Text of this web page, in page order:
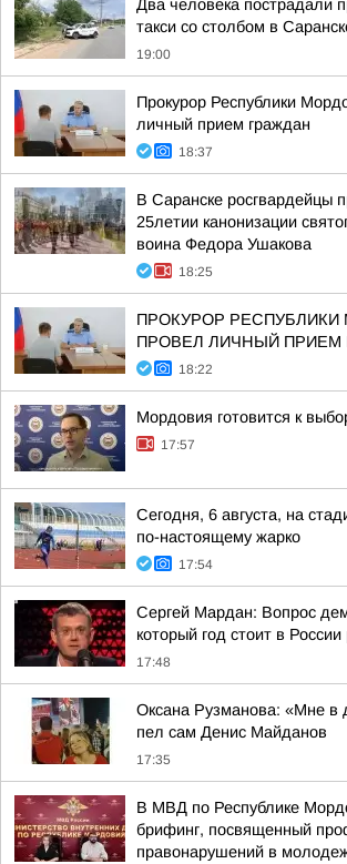
Два человека пострадали
такси со столбом в
19:00
Прокурор Республики
личный прием граждан
18:37
В Саранске росгвардейцы
25летии канонизации
воина Федора Ушакова
18:25
ПРОКУРОР РЕСПУБЛИКИ
ПРОВЕЛ ЛИЧНЫЙ ПРИЕМ
18:22
Мордовия готовится к
17:57
Сегодня, 6 августа, на
по-настоящему жарко
17:54
Сергей Мардан: Вопрос
который год стоит в
17:48
Оксана Рузманова: «Мне в
пел сам Денис Майданов
17:35
В МВД по Республике
брифинг, посвященный
правонарушений в